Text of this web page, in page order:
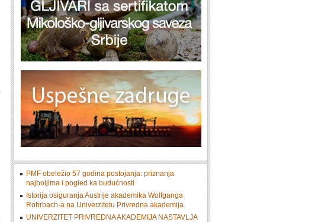
PMF obeležio 57 godina postojanja: priznanja
najboljima i pogled ka budućnosti
Istorija osiguranja Austrije akademika Wolfganga
Rohrbach-a na Univerzitetu Privredna akademija
UNIVERZITET PRIVREDNA AKADEMIJA NASTAVLJA